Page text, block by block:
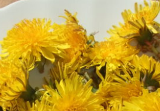
(ohne Vorkenntnisse)
Naturkosmetik selber
machen (Anfänger)
Rauhnächte und
Wintersonnenwende